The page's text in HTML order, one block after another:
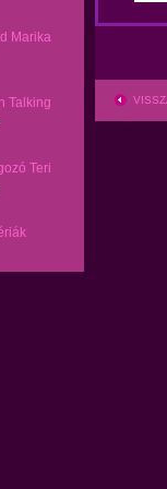
Marika
Talking
Teri